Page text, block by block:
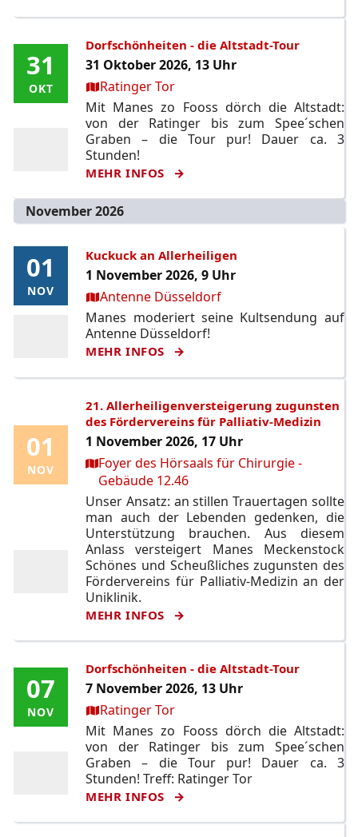
31
OKT
31
OKT
Dorfschönheiten - die Altstadt-Tour
31 Oktober 2026, 13 Uhr
Ort:Ratinger Tor
Mit Manes zo Fooss dörch die Altstadt:
von der Ratinger bis zum Spee´schen
Graben – die Tour pur! Dauer ca. 3
Stunden!
MEHR INFOS
November 2026
01
NOV
01
NOV
Kuckuck an Allerheiligen
1 November 2026, 9 Uhr
Ort:Antenne Düsseldorf
Manes moderiert seine Kultsendung auf
Antenne Düsseldorf!
MEHR INFOS
01
NOV
01
NOV
21. Allerheiligenversteigerung zugunsten
des Fördervereins für Palliativ-Medizin
1 November 2026, 17 Uhr
Ort:Foyer des Hörsaals für Chirurgie -
Gebäude 12.46
Unser Ansatz: an stillen Trauertagen sollte
man auch der Lebenden gedenken, die
Unterstützung brauchen. Aus diesem
Anlass versteigert Manes Meckenstock
Schönes und Scheußliches zugunsten des
Fördervereins für Palliativ-Medizin an der
Uniklinik.
MEHR INFOS
07
NOV
07
NOV
Dorfschönheiten - die Altstadt-Tour
7 November 2026, 13 Uhr
Ort:Ratinger Tor
Mit Manes zo Fooss dörch die Altstadt:
von der Ratinger bis zum Spee´schen
Graben – die Tour pur! Dauer ca. 3
Stunden! Treff: Ratinger Tor
MEHR INFOS